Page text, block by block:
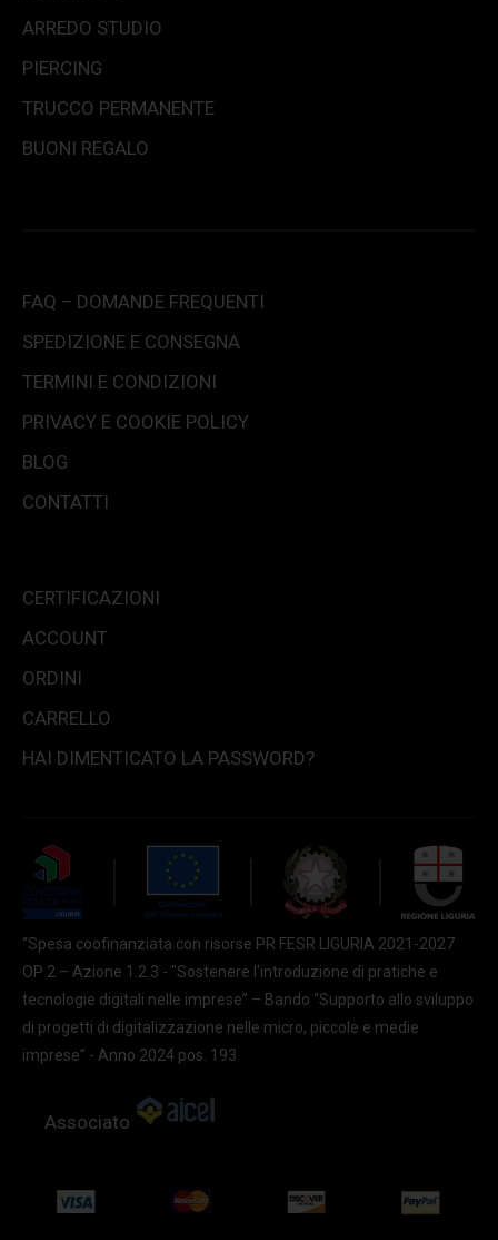
ARREDO STUDIO
PIERCING
TRUCCO PERMANENTE
BUONI REGALO
FAQ – DOMANDE FREQUENTI
SPEDIZIONE E CONSEGNA
TERMINI E CONDIZIONI
PRIVACY E COOKIE POLICY
BLOG
CONTATTI
CERTIFICAZIONI
ACCOUNT
ORDINI
CARRELLO
HAI DIMENTICATO LA PASSWORD?
“Spesa coofinanziata con risorse PR FESR LIGURIA 2021-2027
OP 2 – Azione 1.2.3 - "Sostenere l'introduzione di pratiche e
tecnologie digitali nelle imprese” – Bando “Supporto allo sviluppo
di progetti di digitalizzazione nelle micro, piccole e medie
imprese” - Anno 2024 pos. 193
Associato